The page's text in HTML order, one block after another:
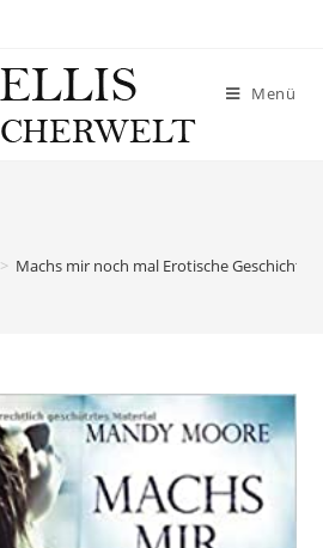
Menü
> Machs mir noch mal Erotische